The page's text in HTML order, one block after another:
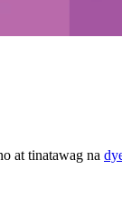
at tinatawag na